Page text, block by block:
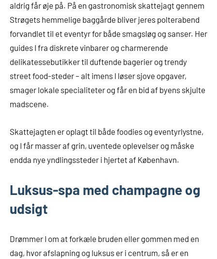
aldrig får øje på. På en gastronomisk skattejagt gennem
Strøgets hemmelige baggårde bliver jeres polterabend
forvandlet til et eventyr for både smagsløg og sanser. Her
guides I fra diskrete vinbarer og charmerende
delikatessebutikker til duftende bagerier og trendy
street food-steder – alt imens I løser sjove opgaver,
smager lokale specialiteter og får en bid af byens skjulte
madscene.
Skattejagten er oplagt til både foodies og eventyrlystne,
og I får masser af grin, uventede oplevelser og måske
endda nye yndlingssteder i hjertet af København.
Luksus-spa med champagne og
udsigt
Drømmer I om at forkæle bruden eller gommen med en
dag, hvor afslapning og luksus er i centrum, så er en